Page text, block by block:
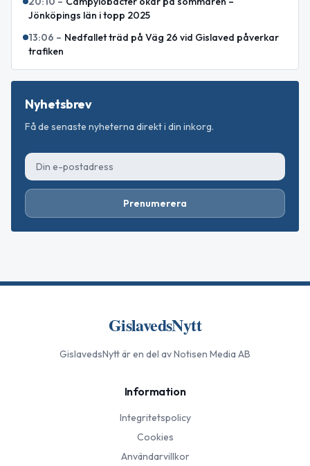
Jönköpings län i topp 2025
13:06 – Nedfallet träd på Väg 26 vid Gislaved påverkar
trafiken
Nyhetsbrev
Få de senaste nyheterna direkt i din inkorg.
Prenumerera
GislavedsNytt
GislavedsNyttär en del av Notisen Media AB
Information
Integritetspolicy
Cookies
Användarvillkor